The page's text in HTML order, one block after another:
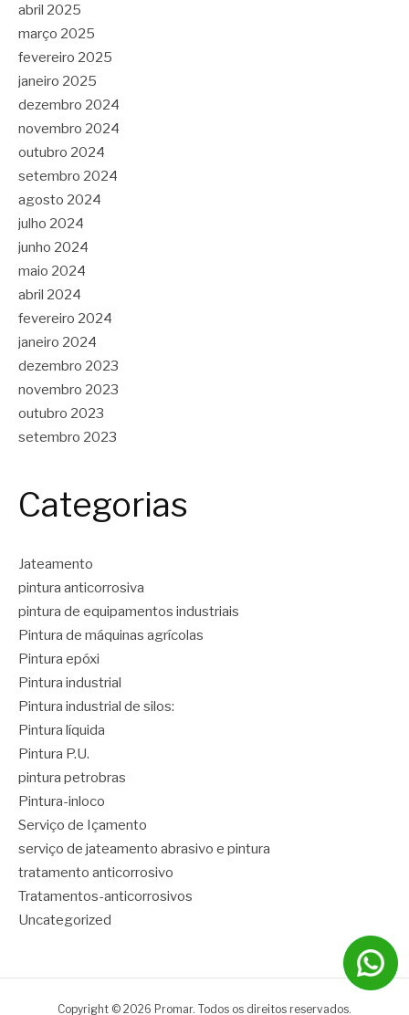
abril 2025
março 2025
fevereiro 2025
janeiro 2025
dezembro 2024
novembro 2024
outubro 2024
setembro 2024
agosto 2024
julho 2024
junho 2024
maio 2024
abril 2024
fevereiro 2024
janeiro 2024
dezembro 2023
novembro 2023
outubro 2023
setembro 2023
Categorias
Jateamento
pintura anticorrosiva
pintura de equipamentos industriais
Pintura de máquinas agrícolas
Pintura epóxi
Pintura industrial
Pintura industrial de silos:
Pintura líquida
Pintura P.U.
pintura petrobras
Pintura-inloco
Serviço de Içamento
serviço de jateamento abrasivo e pintura
tratamento anticorrosivo
Tratamentos-anticorrosivos
Uncategorized
Copyright © 2026 Promar. Todos os direitos reservados.